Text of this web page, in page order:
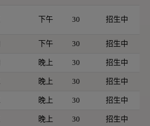
下午 30 招生中
下午 30 招生中
晚上 30 招生中
晚上 30 招生中
晚上 30 招生中
晚上 30 招生中